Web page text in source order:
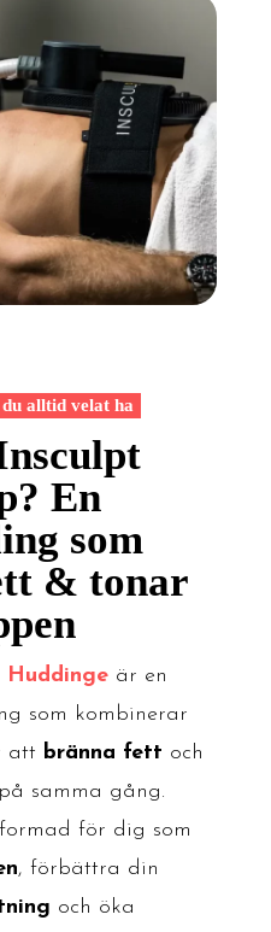
du alltid velat ha
En
som
& tonar
Huddingeär en
som kombinerar
att bränna fett och
samma gång.
för dig som
, förbättra din
och öka